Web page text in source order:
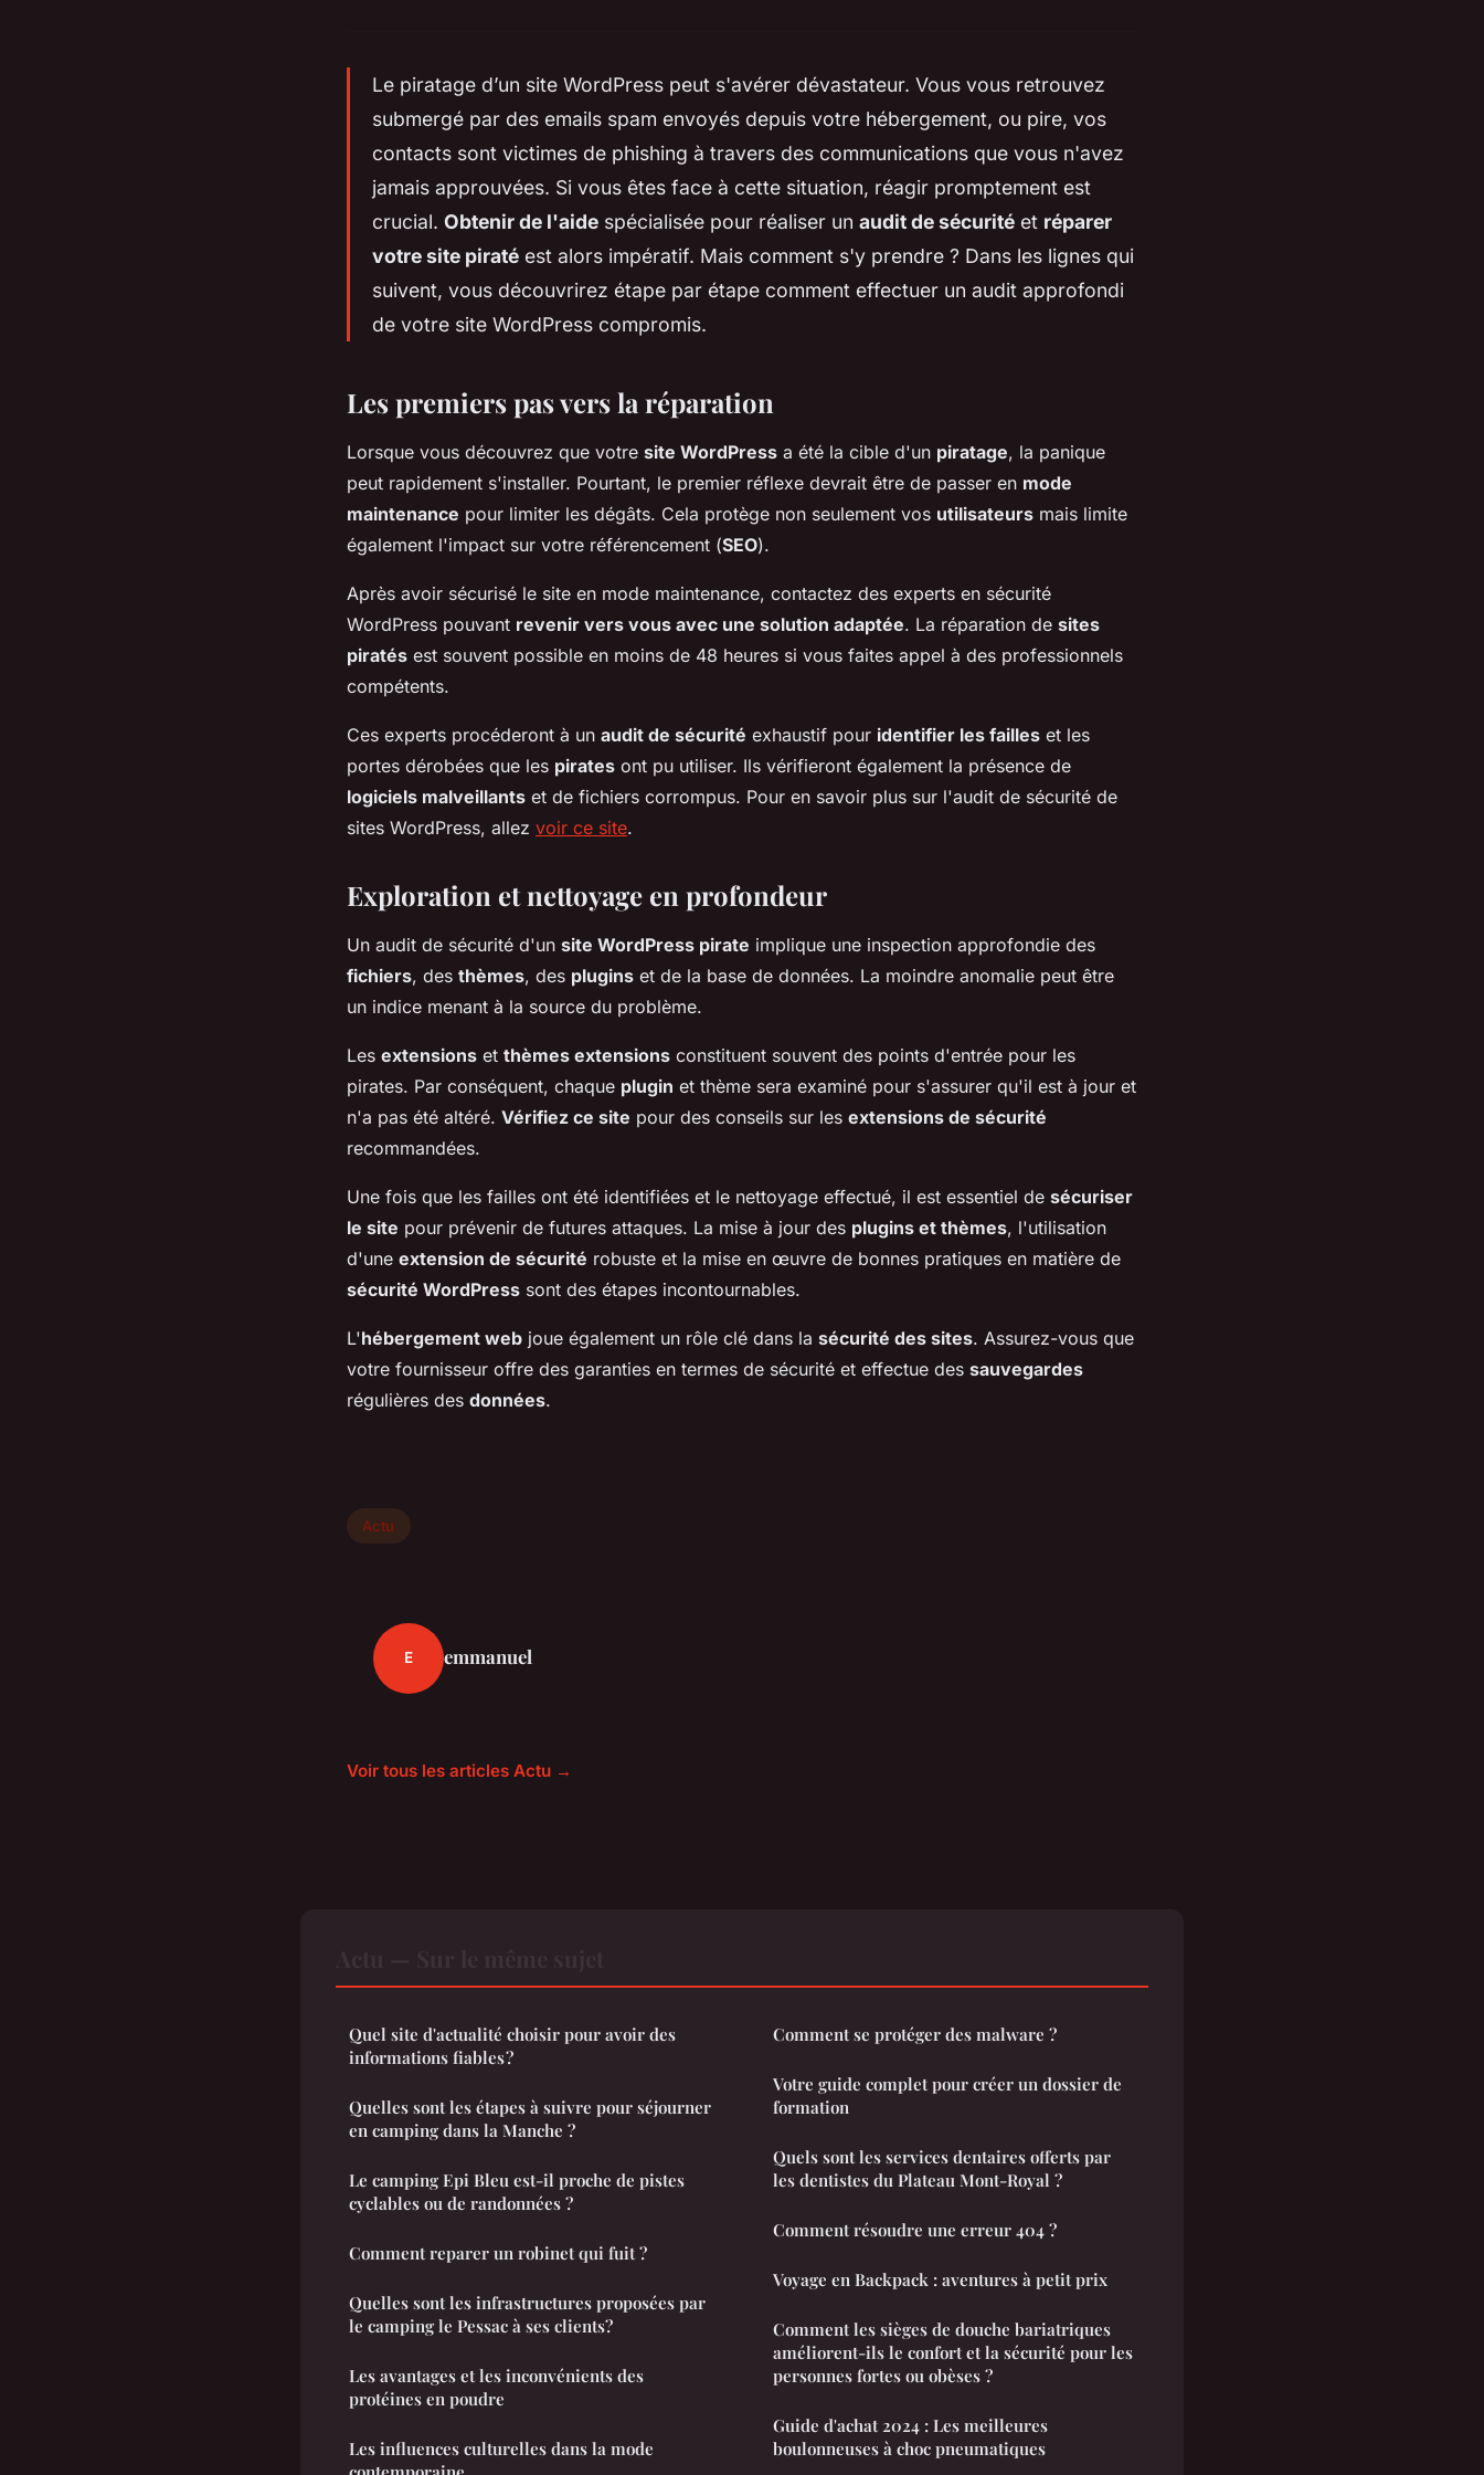
Le piratage d’un site WordPress peut s'avérer dévastateur. Vous vous retrouvez
submergé par des emails spam envoyés depuis votre hébergement, ou pire, vos
contacts sont victimes de phishing à travers des communications que vous n'avez
jamais approuvées. Si vous êtes face à cette situation, réagir promptement est
crucial. Obtenir de l'aide spécialisée pour réaliser un audit de sécurité et réparer
votre site piraté est alors impératif. Mais comment s'y prendre ? Dans les lignes qui
suivent, vous découvrirez étape par étape comment effectuer un audit approfondi
de votre site WordPress compromis.
Les premiers pas vers la réparation
Lorsque vous découvrez que votre site WordPress a été la cible d'un piratage, la panique
peut rapidement s'installer. Pourtant, le premier réflexe devrait être de passer en mode
maintenance pour limiter les dégâts. Cela protège non seulement vos utilisateurs mais limite
également l'impact sur votre référencement (SEO).
Après avoir sécurisé le site en mode maintenance, contactez des experts en sécurité
WordPress pouvant revenir vers vous avec une solution adaptée. La réparation de sites
piratés est souvent possible en moins de 48 heures si vous faites appel à des professionnels
compétents.
Ces experts procéderont à un audit de sécurité exhaustif pour identifier les failles et les
portes dérobées que les pirates ont pu utiliser. Ils vérifieront également la présence de
logiciels malveillants et de fichiers corrompus. Pour en savoir plus sur l'audit de sécurité de
sites WordPress, allez voir ce site.
Exploration et nettoyage en profondeur
Un audit de sécurité d'un site WordPress pirate implique une inspection approfondie des
fichiers, des thèmes, des plugins et de la base de données. La moindre anomalie peut être
un indice menant à la source du problème.
Les extensions et thèmes extensions constituent souvent des points d'entrée pour les
pirates. Par conséquent, chaque plugin et thème sera examiné pour s'assurer qu'il est à jour et
n'a pas été altéré. Vérifiez ce site pour des conseils sur les extensions de sécurité
recommandées.
Une fois que les failles ont été identifiées et le nettoyage effectué, il est essentiel de sécuriser
le site pour prévenir de futures attaques. La mise à jour des plugins et thèmes, l'utilisation
d'une extension de sécurité robuste et la mise en œuvre de bonnes pratiques en matière de
sécurité WordPress sont des étapes incontournables.
L'hébergement web joue également un rôle clé dans la sécurité des sites. Assurez-vous que
votre fournisseur offre des garanties en termes de sécurité et effectue des sauvegardes
régulières des données.
Actu
E emmanuel
Voir tous les articles Actu →
Quel site d'actualité choisir pour avoir des
informations fiables ?
Quelles sont les étapes à suivre pour séjourner
en camping dans la Manche ?
Le camping Epi Bleu est-il proche de pistes
cyclables ou de randonnées ?
Comment reparer un robinet qui fuit ?
Quelles sont les infrastructures proposées par
le camping le Pessac à ses clients?
Les avantages et les inconvénients des
protéines en poudre
Les influences culturelles dans la mode
Comment se protéger des malware ?
Votre guide complet pour créer un dossier de
formation
Quels sont les services dentaires offerts par
les dentistes du Plateau Mont-Royal ?
Comment résoudre une erreur 404 ?
Voyage en Backpack : aventures à petit prix
Comment les sièges de douche bariatriques
améliorent-ils le confort et la sécurité pour les
personnes fortes ou obèses ?
Guide d'achat 2024 : Les meilleures
boulonneuses à choc pneumatiques